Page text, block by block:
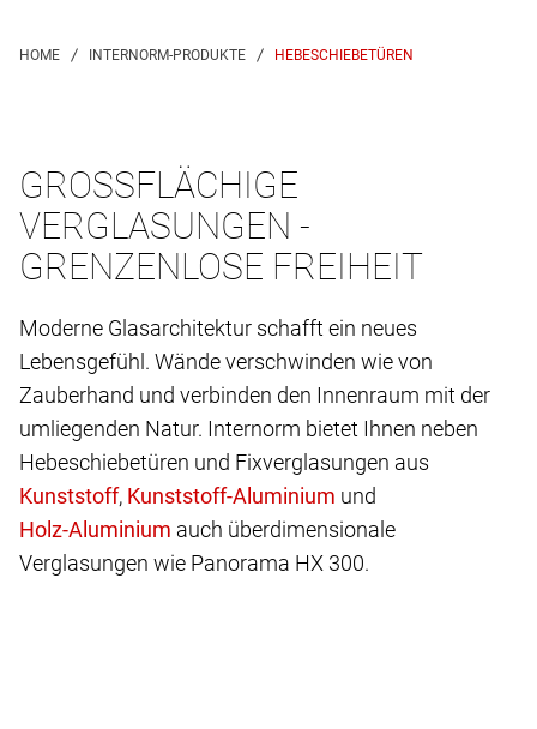
HEBESCHIEBETÜREN
GROSSFLÄCHIGE V
ERGLASUNGEN - G
RENZENLOSE FREIHEIT
Moderne Glasarchitektur schafft ein neues
Lebensgefühl. Wände verschwinden wie von
Zauberhand und verbinden den Innenraum mit der
umliegenden Natur. Internorm bietet Ihnen neben
Hebeschiebetüren und Fixverglasungen aus
,
und
auch überdimensionale
Verglasungen wie Panorama HX 300.